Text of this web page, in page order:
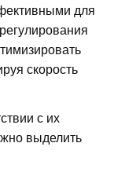
для
скорость
с их
выделить